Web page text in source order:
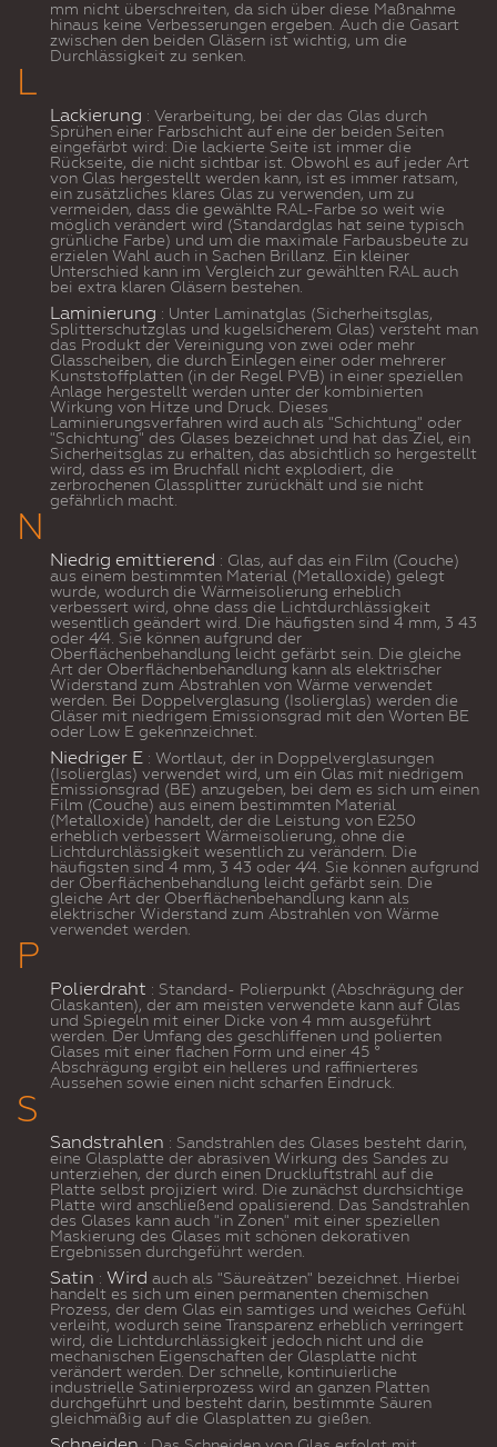
mm nicht überschreiten, da sich über diese Maßnahme
hinaus keine Verbesserungen ergeben. Auch die Gasart
zwischen den beiden Gläsern ist wichtig, um die
Durchlässigkeit zu senken.
L
Lackierung : Verarbeitung, bei der das Glas durch
Sprühen einer Farbschicht auf eine der beiden Seiten
eingefärbt wird: Die lackierte Seite ist immer die
Rückseite, die nicht sichtbar ist. Obwohl es auf jeder Art
von Glas hergestellt werden kann, ist es immer ratsam,
ein zusätzliches klares Glas zu verwenden, um zu
vermeiden, dass die gewählte RAL-Farbe so weit wie
möglich verändert wird (Standardglas hat seine typisch
grünliche Farbe) und um die maximale Farbausbeute zu
erzielen Wahl auch in Sachen Brillanz. Ein kleiner
Unterschied kann im Vergleich zur gewählten RAL auch
bei extra klaren Gläsern bestehen.
Laminierung : Unter Laminatglas (Sicherheitsglas,
Splitterschutzglas und kugelsicherem Glas) versteht man
das Produkt der Vereinigung von zwei oder mehr
Glasscheiben, die durch Einlegen einer oder mehrerer
Kunststoffplatten (in der Regel PVB) in einer speziellen
Anlage hergestellt werden unter der kombinierten
Wirkung von Hitze und Druck. Dieses
Laminierungsverfahren wird auch als "Schichtung" oder
"Schichtung" des Glases bezeichnet und hat das Ziel, ein
Sicherheitsglas zu erhalten, das absichtlich so hergestellt
wird, dass es im Bruchfall nicht explodiert, die
zerbrochenen Glassplitter zurückhält und sie nicht
gefährlich macht.
N
Niedrig emittierend : Glas, auf das ein Film (Couche)
aus einem bestimmten Material (Metalloxide) gelegt
wurde, wodurch die Wärmeisolierung erheblich
verbessert wird, ohne dass die Lichtdurchlässigkeit
wesentlich geändert wird. Die häufigsten sind 4 mm, 3 43
oder 4⁄4. Sie können aufgrund der
Oberflächenbehandlung leicht gefärbt sein. Die gleiche
Art der Oberflächenbehandlung kann als elektrischer
Widerstand zum Abstrahlen von Wärme verwendet
werden. Bei Doppelverglasung (Isolierglas) werden die
Gläser mit niedrigem Emissionsgrad mit den Worten BE
oder Low E gekennzeichnet.
Niedriger E : Wortlaut, der in Doppelverglasungen
(Isolierglas) verwendet wird, um ein Glas mit niedrigem
Emissionsgrad (BE) anzugeben, bei dem es sich um einen
Film (Couche) aus einem bestimmten Material
(Metalloxide) handelt, der die Leistung von E250
erheblich verbessert Wärmeisolierung, ohne die
Lichtdurchlässigkeit wesentlich zu verändern. Die
häufigsten sind 4 mm, 3 43 oder 4⁄4. Sie können aufgrund
der Oberflächenbehandlung leicht gefärbt sein. Die
gleiche Art der Oberflächenbehandlung kann als
elektrischer Widerstand zum Abstrahlen von Wärme
verwendet werden.
P
Polierdraht : Standard- Polierpunkt (Abschrägung der
Glaskanten), der am meisten verwendete kann auf Glas
und Spiegeln mit einer Dicke von 4 mm ausgeführt
werden. Der Umfang des geschliffenen und polierten
Glases mit einer flachen Form und einer 45 °
Abschrägung ergibt ein helleres und raffinierteres
Aussehen sowie einen nicht scharfen Eindruck.
S
Sandstrahlen : Sandstrahlen des Glases besteht darin,
eine Glasplatte der abrasiven Wirkung des Sandes zu
unterziehen, der durch einen Druckluftstrahl auf die
Platte selbst projiziert wird. Die zunächst durchsichtige
Platte wird anschließend opalisierend. Das Sandstrahlen
des Glases kann auch "in Zonen" mit einer speziellen
Maskierung des Glases mit schönen dekorativen
Ergebnissen durchgeführt werden.
Satin : Wird auch als "Säureätzen" bezeichnet. Hierbei
handelt es sich um einen permanenten chemischen
Prozess, der dem Glas ein samtiges und weiches Gefühl
verleiht, wodurch seine Transparenz erheblich verringert
wird, die Lichtdurchlässigkeit jedoch nicht und die
mechanischen Eigenschaften der Glasplatte nicht
verändert werden. Der schnelle, kontinuierliche
industrielle Satinierprozess wird an ganzen Platten
durchgeführt und besteht darin, bestimmte Säuren
gleichmäßig auf die Glasplatten zu gießen.